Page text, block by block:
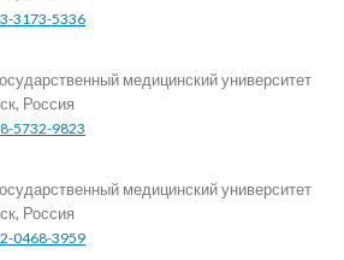
3173-5336
медицинский университет
Россия
5732-9823
медицинский университет
Россия
0468-3959